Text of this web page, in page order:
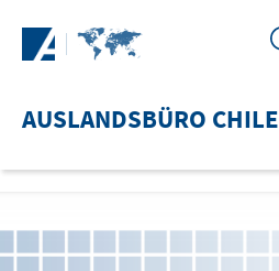
AUSLANDSBÜRO CHILE